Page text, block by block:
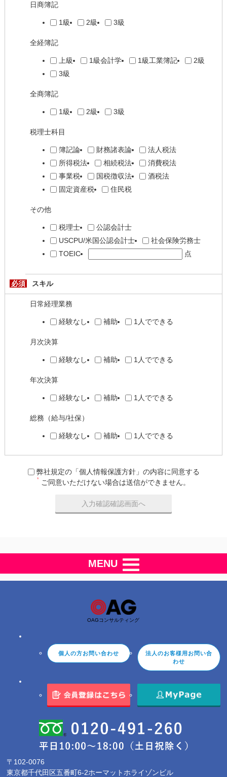
日商簿記
1級 2級 3級
全経簿記
上級 1級会計学 1級工業簿記
2級
3級
全商簿記
1級 2級 3級
税理士科目
簿記論 財務諸表論
法人税法
所得税法
相続税法
消費税法
事業税
国税徴収法
酒税法
固定資産税
住民税
その他
税理士
公認会計士
USCPU/米国公認会計士
社会保険労務士
TOEIC
点
必須 スキル
日常経理業務
経験なし 補助 1人でできる
月次決算
経験なし 補助 1人でできる
年次決算
経験なし 補助 1人でできる
総務（給与/社保）
経験なし 補助 1人でできる
弊社規定の「個人情報保護方針」の内容に同意する
* ご同意いただけない場合は送信ができません。
MENU
OAGコンサルティング
個人の方お問い合わせ
法人のお客様用お問い合
わせ
〒102-0076
東京都千代田区五番町6-2ホーマットホライゾンビル